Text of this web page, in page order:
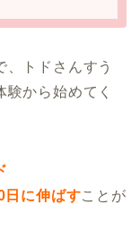
、トドさんすう
から始めてく
日に伸ばすことが